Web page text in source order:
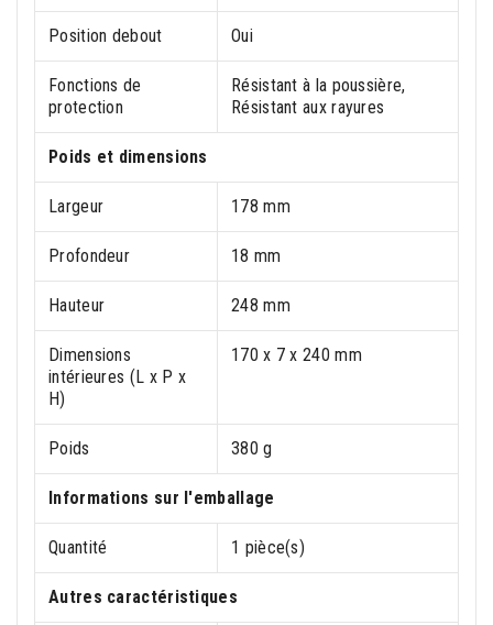
Position debout Oui
Fonctions de
protection
Résistant à la poussière,
Résistant aux rayures
Poids et dimensions
Largeur 178 mm
Profondeur 18 mm
Hauteur 248 mm
Dimensions
intérieures (L x P x
H)
170 x 7 x 240 mm
Poids 380 g
Informations sur l'emballage
Quantité 1 pièce(s)
Autres caractéristiques